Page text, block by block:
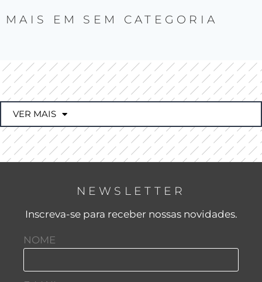
MAIS EM SEM CATEGORIA
VER MAIS
NEWSLETTER
Inscreva-se para receber nossas novidades.
NOME